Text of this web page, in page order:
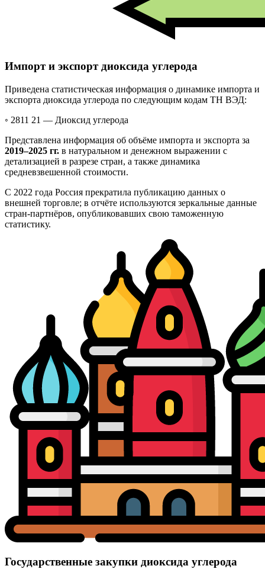
Импорт и экспорт диоксида углерода
Приведена статистическая информация о динамике импорта и
экспорта диоксида углерода по следующим кодам ТН ВЭД:
◦ 2811 21 — Диоксид углерода
Представлена информация об объёме импорта и экспорта за
2019–2025 гг. в натуральном и денежном выражении с
детализацией в разрезе стран, а также динамика
средневзвешенной стоимости.
С 2022 года Россия прекратила публикацию данных о
внешней торговле; в отчёте используются зеркальные данные
стран-партнёров, опубликовавших свою таможенную
статистику.
Государственные закупки диоксида углерода